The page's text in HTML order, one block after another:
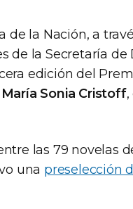
de la Nación, a
de la Secretaría
edición del
Sonia Cristoff,
las 79 novelas
una preselección